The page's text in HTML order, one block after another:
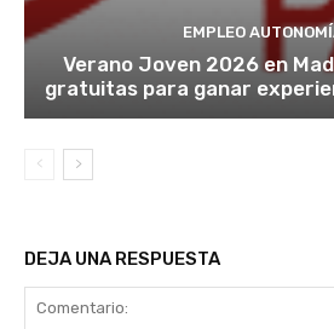
EMPLEO
Verano Joven 2026 en
gratuitas para ganar
DEJA UNA RESPUESTA